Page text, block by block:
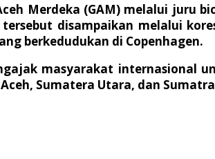
Merdeka (GAM) melalui juru
disampaikan melalui
berkedudukan di Copenhagen.
masyarakat internasional
Sumatera Utara, dan